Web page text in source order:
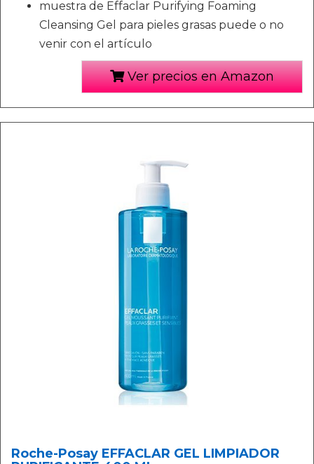
muestra de Effaclar Purifying Foaming
Cleansing Gel para pieles grasas puede o no
venir con el artículo
Ver precios en Amazon
Roche-Posay EFFACLAR GEL LIMPIADOR